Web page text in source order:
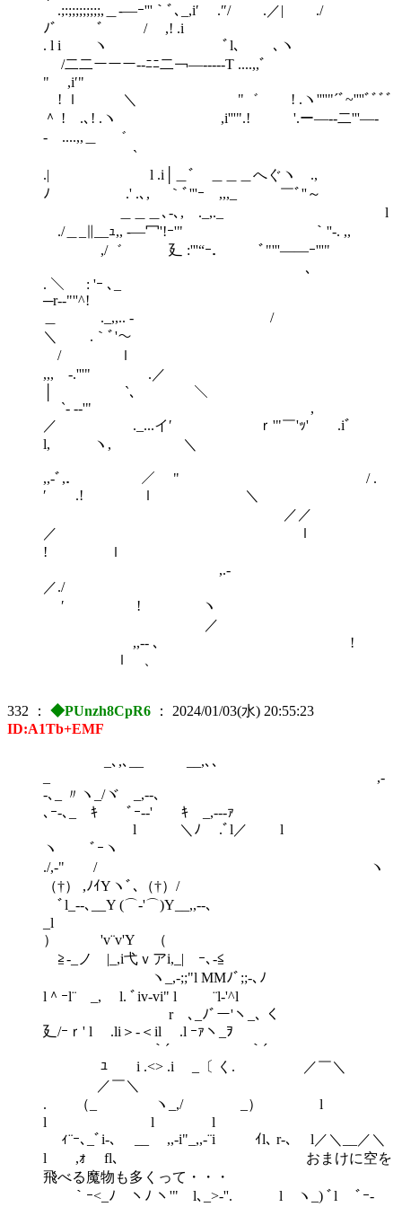
.;:;;;;;;;;;,＿-―ｰ'''｀ﾞ､_,i′ .″/ .／| ./
ﾉ゛ ゛ / ,! .i
. l i ヽ ﾞl､ ､ヽ
/二二ーーー--ﾆﾆ二￢―-----T ....,,ﾞ
" ,i′"
! ｌ ＼ "゛ ! .ヽ''''"´ﾞ~''''ﾞﾞﾞﾞ
＾ ! .､! .ヽ ,i'''".! '.ー―--二'''―-
- ....,,＿ ゛
` ゝ
.| l .i│＿ﾞ ＿＿＿へぐヽ .,
ﾉ .' .､, ｀ﾞ'''ｰ ,,,_ ￣ﾞ''～
＿＿＿､-､, ._,._ l
./＿_∥__ｭ,, -―冖'!ｰ'" ｀''‐. ,,
,/゛ 廴 :'''“ｰ． ￣￣ﾞ"'''――ｰ'''"￣
￣ 、
. ＼ : 'ｰ ､_
＿ ._,,.. - /
＼ .｀ﾞ'～
/ ｌ
,,, -.'''" .／
│ `､ ＼
`- -‐'" ,
／ ._...イ′ ｒ'"￣'ｯ' .iﾞ
l, ヽ, ＼
,,-ﾞ,． ／ " ￣￣ / .
′ .! ｌ ＼
／／
／ ｌ
! ｌ
,.-
／./
′ ! ヽ
／
,,-- ､ !
ｌ 、
332 ： ◆PUnzh8CpR6 ： 2024/01/03(水) 20:55:23
ID:A1Tb+EMF
_､,､__ __,､､
_ ,-
-､_ 〃ヽ_/ヾ _,--､
､ｰ‐､_ ｷ ﾞｰ-‐' ｷ _,-‐‐ｧ
l ＼ﾉ .ﾞl／ l
ヽ ﾞｰヽ
./,‐" / ヽ
（†） ,ﾉｲYヽﾞ､（†）/
ﾞl_--､__Y (⌒-'⌒)Y__,,--､
_l
） ゝ'v¨v'Y （
≧-_ノ |_,i弋ｖアi,_| ｰ､-≦
ヽ_,-;;"l MMﾉﾞ;;-､ﾉ
l＾ｰl¨ _, l. ﾞiv‐vi" l ¨l‐'^l
r ､_ﾉﾞー'ヽ_､ く
廴/ｰｒ' l .li＞‐＜il .l ｰｧヽ_ｦ
｀´ ｀´
ゝﾕ i .<> .i _〔 く. ／￣＼
／￣＼
. （_ ヽ_,/ _） l
l l l
ｨ¨ｰ､_ﾞi‐､ __ ,,‐i"_,,‐¨i ｲl､ r-､ l／＼__／＼
l ,ｫ fl､ おまけに空を
飛べる魔物も多くって・・・
｀ｰ<_ﾉ ヽﾉ ヽ'" l､_>‐''. l ヽ_) ﾞl ﾞｰ-